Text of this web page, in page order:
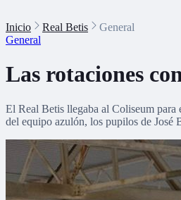
Inicio Real Betis
General
General
Las rotaciones
El Real Betis llegaba al Coliseum para
del equipo azulón, los pupilos de José